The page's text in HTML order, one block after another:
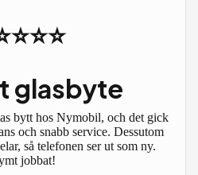
glasbyte
bytt hos Nymobil, och det gick
och snabb service. Dessutom
så telefonen ser ut som ny.
jobbat!